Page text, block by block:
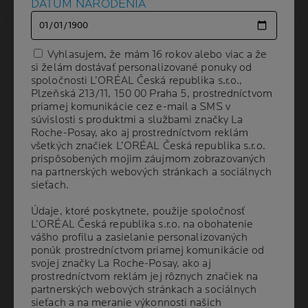
Ďalší panel
OBJEM Volume
300 ml
ODPORÚČANÉ
DERMATOLÓGMI
Pomáha predchádzať oxidačnému stresu
spôsobenému infračerveným žiarením a
znečistením.
DÁTUM NARODENIA
Vyhlasujem, že mám 16 rokov alebo viac a že
si želám dostávať personalizované ponuky od
spoločnosti L’ORÉAL Česká republika s.r.o.,
Plzeňská 213/11, 150 00 Praha 5, prostredníctvom
priamej komunikácie cez e-mail a SMS v
súvislosti s produktmi a službami značky La
Roche-Posay, ako aj prostredníctvom reklám
všetkých značiek L’ORÉAL Česká republika s.r.o.
prispôsobených mojim záujmom zobrazovaných
na partnerských webových stránkach a sociálnych
sieťach.
Údaje, ktoré poskytnete, použije spoločnosť
L’ORÉAL Česká republika s.r.o. na obohatenie
vášho profilu a zasielanie personalizovaných
ponúk prostredníctvom priamej komunikácie od
svojej značky La Roche-Posay, ako aj
prostredníctvom reklám jej rôznych značiek na
partnerských webových stránkach a sociálnych
sieťach a na meranie výkonnosti našich
DÁTUM NARODENIA
Vyhlasujem, že mám 16 rokov alebo viac a že
si želám dostávať personalizované ponuky od
spoločnosti L’ORÉAL Česká republika s.r.o.,
Plzeňská 213/11, 150 00 Praha 5, prostredníctvom
priamej komunikácie cez e-mail a SMS v
súvislosti s produktmi a službami značky La
Roche-Posay, ako aj prostredníctvom reklám
všetkých značiek L’ORÉAL Česká republika s.r.o.
prispôsobených mojim záujmom zobrazovaných
na partnerských webových stránkach a sociálnych
sieťach.
Údaje, ktoré poskytnete, použije spoločnosť
L’ORÉAL Česká republika s.r.o. na obohatenie
vášho profilu a zasielanie personalizovaných
ponúk prostredníctvom priamej komunikácie od
svojej značky La Roche-Posay, ako aj
prostredníctvom reklám jej rôznych značiek na
partnerských webových stránkach a sociálnych
sieťach a na meranie výkonnosti našich